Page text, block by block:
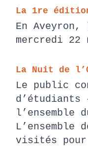
La 1re
En
mercredi 22
La Nuit de
Le public
d’étudiants
visités